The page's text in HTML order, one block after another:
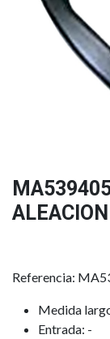
Referencia:
Medida
Entrada: -